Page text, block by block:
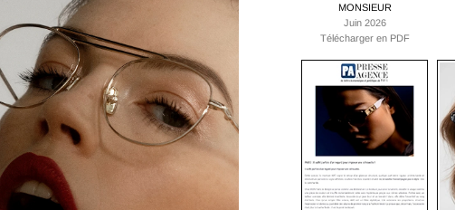
MONSIEUR
Juin 2026
Télécharger en PDF